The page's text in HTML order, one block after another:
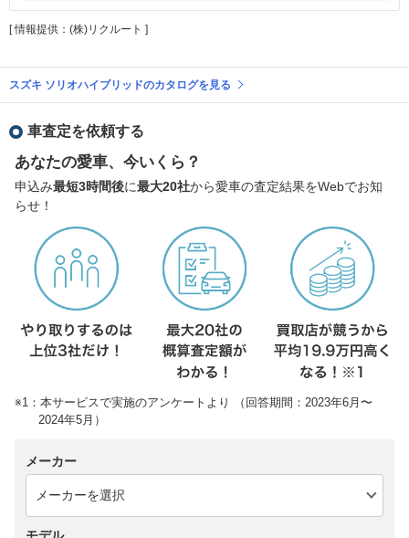
[ 情報提供：(株)リクルート ]
スズキ ソリオハイブリッドのカタログを見る
車査定を依頼する
あなたの愛車、今いくら？
申込み最短3時間後に最大20社から愛車の査定結果をWebでお知
らせ！
※1：本サービスで実施のアンケートより （回答期間：2023年6月〜
2024年5月）
メーカー